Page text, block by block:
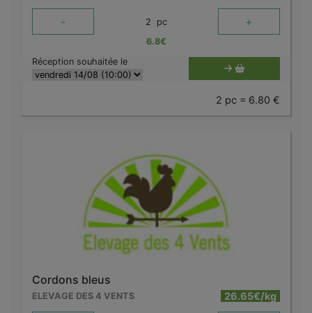
- 2 pc +
6.8€
Réception souhaitée le
2 pc = 6.80 €
Cordons bleus
ELEVAGE DES 4 VENTS 26.65€/kg